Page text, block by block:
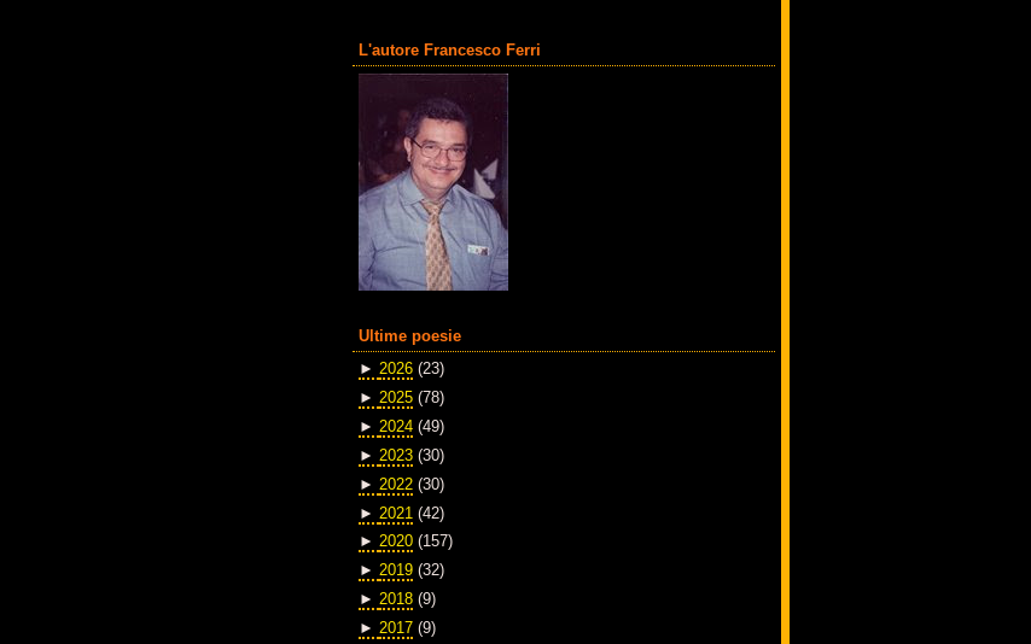
L'autore Francesco Ferri
Ultime poesie
► 2026 (23)
► 2025 (78)
► 2024 (49)
► 2023 (30)
► 2022 (30)
► 2021 (42)
► 2020 (157)
► 2019 (32)
► 2018 (9)
► 2017 (9)